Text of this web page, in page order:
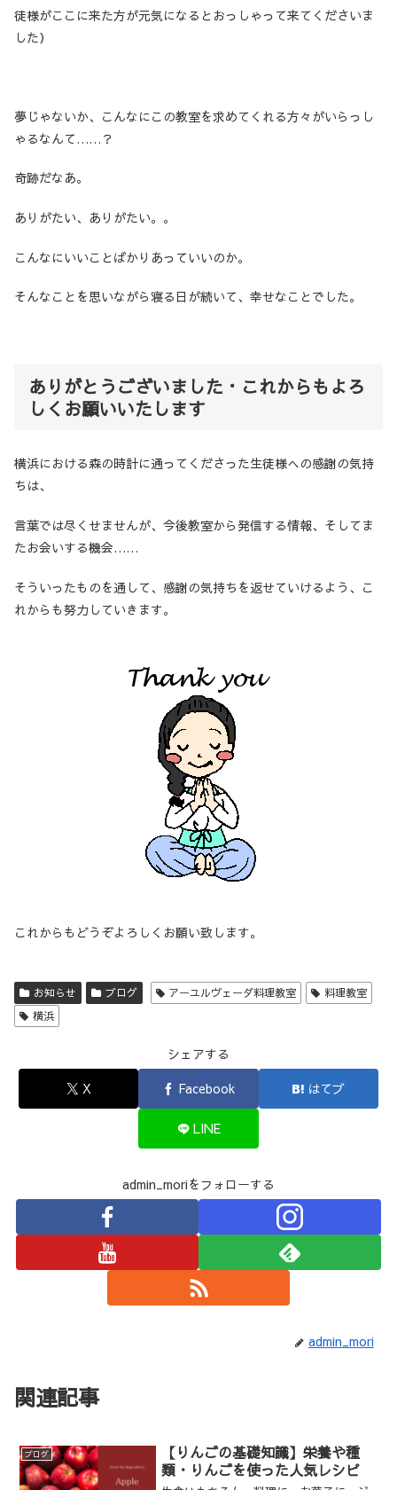
徒様がここに来た方が元気になるとおっしゃって来てくださいま
した）
夢じゃないか、こんなにこの教室を求めてくれる方々がいらっし
ゃるなんて……？
奇跡だなあ。
ありがたい、ありがたい。。
こんなにいいことばかりあっていいのか。
そんなことを思いながら寝る日が続いて、幸せなことでした。
ありがとうございました・これからもよろ
しくお願いいたします
横浜における森の時計に通ってくださった生徒様への感謝の気持
ちは、
言葉では尽くせませんが、今後教室から発信する情報、そしてま
たお会いする機会……
そういったものを通して、感謝の気持ちを返せていけるよう、こ
れからも努力していきます。
これからもどうぞよろしくお願い致します。
お知らせ ブログ アーユルヴェーダ料理教室
料理教室
横浜
シェアする
X
Facebook はてブ
LINE
admin_moriをフォローする
admin_mori
関連記事
ブログ
【りんごの基礎知識】栄養や種
類・りんごを使った人気レシピ